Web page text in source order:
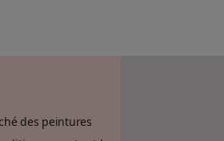
des peintures